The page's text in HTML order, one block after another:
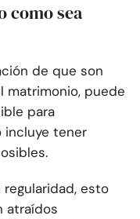
como sea
de que son
matrimonio, puede
para
incluye tener
esto
atraídos